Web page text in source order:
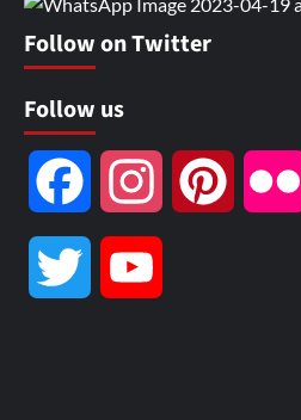
Follow on Twitter
Follow us
Facebook Instagram Pinterest
Twitter